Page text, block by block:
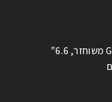
סמסונג Galaxy A42 5G משוחזר, 6.6"